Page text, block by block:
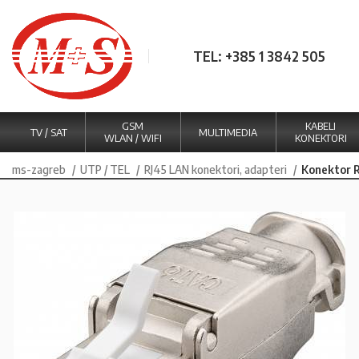
TEL: +385 1 3842 505
TV / SAT
GSM
WLAN / WIFI
MULTIMEDIA
KABELI
KONEKTORI
ms-zagreb UTP / TEL RJ45 LAN konektori, adapteri Konektor